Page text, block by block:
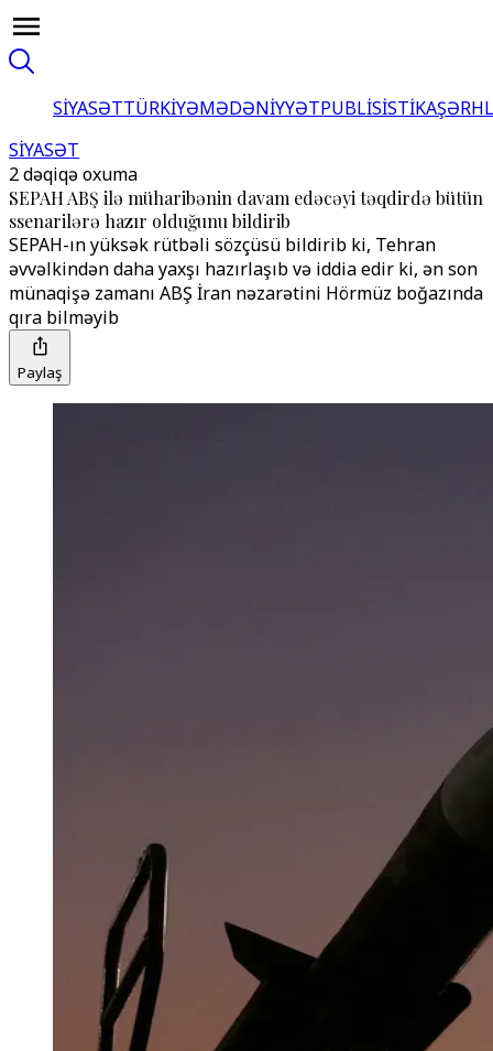
SİYASƏTTÜRKİYƏMƏDƏNİYYƏTPUBLİSİSTİKA
SİYASƏT
2 dəqiqə oxuma
SEPAH ABŞ ilə müharibənin davam edəcəyi təqdirdə bütün
ssenarilərə hazır olduğunu bildirib
SEPAH-ın yüksək rütbəli sözçüsü bildirib ki, Tehran
əvvəlkindən daha yaxşı hazırlaşıb və iddia edir ki, ən son
münaqişə zamanı ABŞ İran nəzarətini Hörmüz boğazında
qıra bilməyib
Paylaş